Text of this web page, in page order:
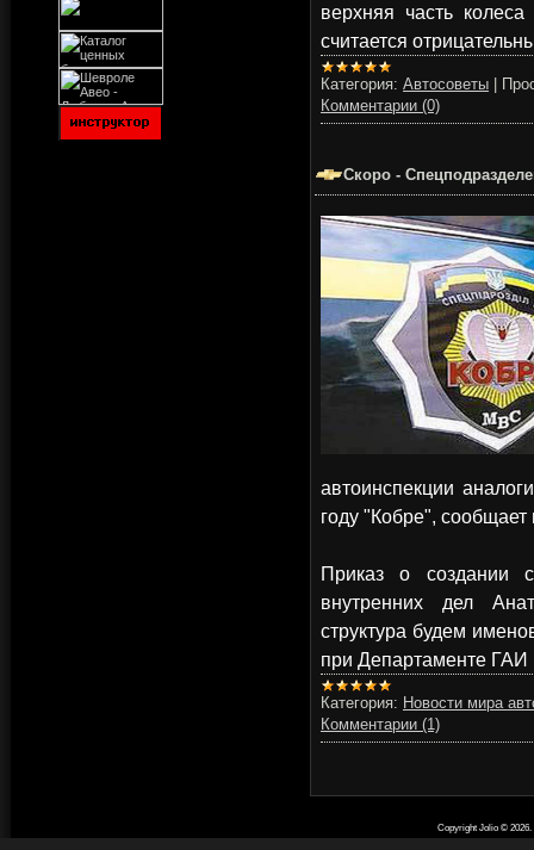
верхняя часть
считается
Категория: Автосоветы
Комментарии (0)
Скоро -
автоинспекции
году "Кобре", сообщает
Приказ о создании
внутренних дел
структура будем
при Департаменте
Категория: Новости мира
Комментарии (1)
Copyright Jolio © 2026.